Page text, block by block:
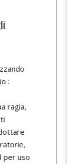
:
ragia,
per uso